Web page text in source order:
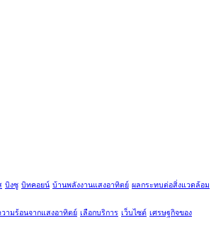
บิงซู บิทคอยน์ บ้านพลังงานแสงอาทิตย์ ผลกระทบต่อสิ่งแวดล้อม
ามร้อนจากแสงอาทิตย์ เลือกบริการ เว็บไซต์ เศรษฐกิจของ